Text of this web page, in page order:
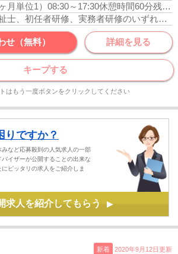
月単位1）08:30～17:30休憩時間60分残業月平均15時間
介護福祉士、初任者研修、実務者研修のいずれかの資格をお持ちの方
せ（無料） 詳細を見る
キープする
はもう一度ボタンをクリックしてください
りですか？
など応募殺到の人気求人の一部
イザーが公開することの出来な
ピッタリの求人をご紹介しま
求人を紹介してもらう ▶
新着 2020年9月12日更新